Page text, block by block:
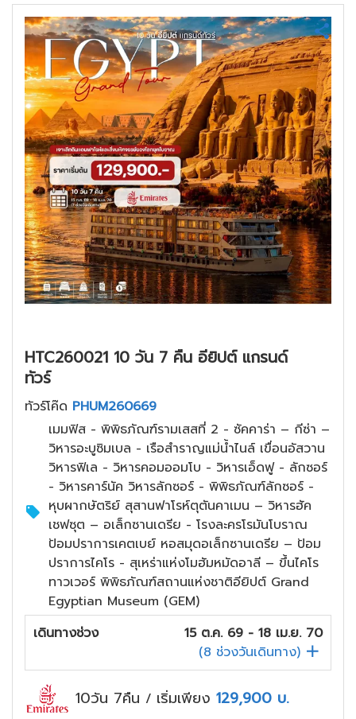
HTC260021 10 วัน 7 คืน อียิปต์ แกรนด์
ทัวร์
ทัวร์โค๊ด PHUM260669
เมมฟิส - พิพิธภัณฑ์รามเสสที่ 2 - ซัคคาร่า – กีซ่า –
วิหารอะบูซิมเบล - เรือสำราญแม่น้ำไนล์ เขื่อนอัสวาน
วิหารฟิเล - วิหารคอมออมโบ - วิหารเอ็ดฟู - ลักซอร์
- วิหารคาร์นัค วิหารลักซอร์ - พิพิธภัณฑ์ลักซอร์ -
หุบผากษัตริย์ สุสานฟาโรห์ตุตันคาเมน – วิหารฮัค
เชฟซุต – อเล็กซานเดรีย - โรงละครโรมันโบราณ
ป้อมปราการเคตเบย์ หอสมุดอเล็กซานเดรีย – ป้อม
ปราการไคโร - สุเหร่าแห่งโมฮัมหมัดอาลี – ขึ้นไคโร
ทาวเวอร์ พิพิธภัณฑ์สถานแห่งชาติอียิปต์ Grand
Egyptian Museum (GEM)
เดินทางช่วง
15 ต.ค. 69 - 18 เม.ย. 70
(8 ช่วงวันเดินทาง)
10วัน 7คืน / เริ่มเพียง 129,900 บ.